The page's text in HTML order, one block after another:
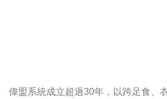
偉盟系統成立超過30年，以跨足食、